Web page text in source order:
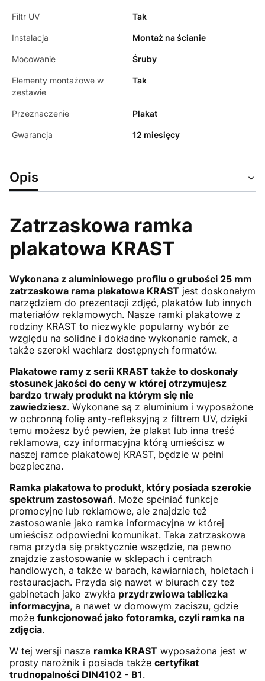
Filtr UV Tak
Instalacja Montaż na ścianie
Mocowanie Śruby
Elementy montażowe w
zestawie
Tak
Przeznaczenie Plakat
Gwarancja 12 miesięcy
Opis
Zatrzaskowa ramka
plakatowa KRAST
Wykonana z aluminiowego profilu o grubości 25 mm
zatrzaskowa rama plakatowa KRAST jest doskonałym
narzędziem do prezentacji zdjęć, plakatów lub innych
materiałów reklamowych. Nasze ramki plakatowe z
rodziny KRAST to niezwykle popularny wybór ze
względu na solidne i dokładne wykonanie ramek, a
także szeroki wachlarz dostępnych formatów.
Plakatowe ramy z serii KRAST także to doskonały
stosunek jakości do ceny w której otrzymujesz
bardzo trwały produkt na którym się nie
zawiedziesz. Wykonane są z aluminium i wyposażone
w ochronną folię anty-refleksyjną z filtrem UV, dzięki
temu możesz być pewien, że plakat lub inna treść
reklamowa, czy informacyjna którą umieścisz w
naszej ramce plakatowej KRAST, będzie w pełni
bezpieczna.
Ramka plakatowa to produkt, który posiada szerokie
spektrum zastosowań. Może spełniać funkcje
promocyjne lub reklamowe, ale znajdzie też
zastosowanie jako ramka informacyjna w której
umieścisz odpowiedni komunikat. Taka zatrzaskowa
rama przyda się praktycznie wszędzie, na pewno
znajdzie zastosowanie w sklepach i centrach
handlowych, a także w barach, kawiarniach, holetach i
restauracjach. Przyda się nawet w biurach czy też
gabinetach jako zwykła przydrzwiowa tabliczka
informacyjna, a nawet w domowym zaciszu, gdzie
może funkcjonować jako fotoramka, czyli ramka na
zdjęcia.
W tej wersji nasza ramka KRAST wyposażona jest w
prosty narożnik i posiada także certyfikat
trudnopalności DIN4102 - B1.